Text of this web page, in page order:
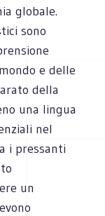
globale.
sono
e delle
della
una lingua
nel
i pressanti
un